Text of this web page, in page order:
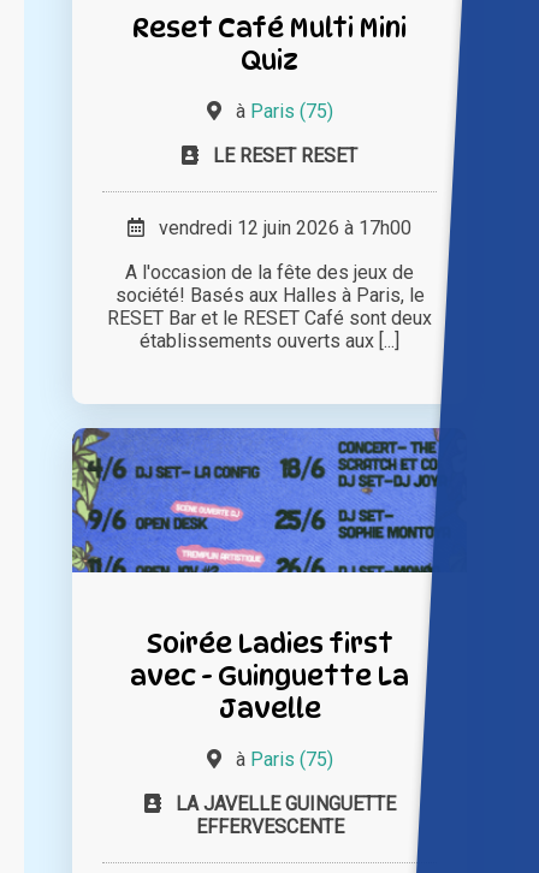
Reset Café Multi Mini
Quiz
à Paris (75)
LE RESET RESET
vendredi 12 juin 2026 à 17h00
A l'occasion de la fête des jeux de
société! Basés aux Halles à Paris, le
RESET Bar et le RESET Café sont deux
établissements ouverts aux [...]
Soirée Ladies first
avec - Guinguette La
Javelle
à Paris (75)
LA JAVELLE GUINGUETTE
EFFERVESCENTE